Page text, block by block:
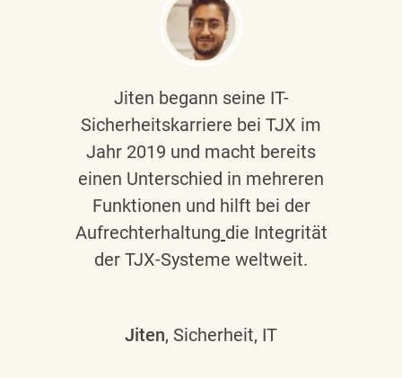
Jiten begann seine IT-
Sicherheitskarriere bei TJX im
Jahr 2019 und macht bereits
einen Unterschied in mehreren
Funktionen und hilft bei der
Aufrechterhaltung die Integrität
der TJX-Systeme weltweit.
Jiten, Sicherheit, IT